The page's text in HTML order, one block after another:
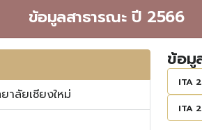
ข้อมูลสาธารณะ ปี 2566
าลัยเชียงใหม่
ข้อมู
ITA
ITA